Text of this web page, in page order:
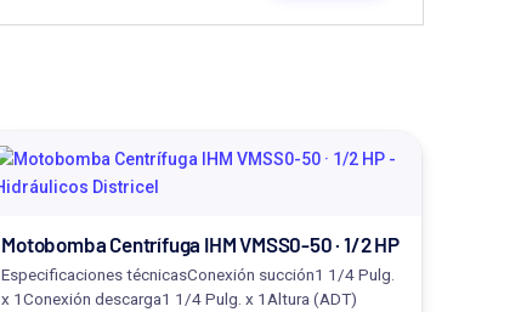
Motobomba Centrífuga IHM VMSS0-50 · 1/2 HP
Especificaciones técnicasConexión succión1 1/4 Pulg.
x 1Conexión descarga1 1/4 Pulg. x 1Altura (ADT)